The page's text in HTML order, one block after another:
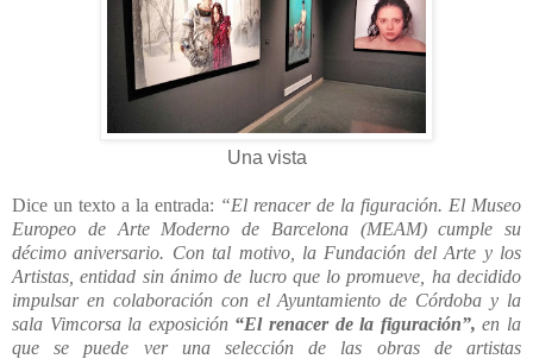
Una vista
Dice un texto a la entrada: “El renacer de la figuración. El Museo
Europeo de Arte Moderno de Barcelona (MEAM) cumple su
décimo aniversario. Con tal motivo, la Fundación del Arte y los
Artistas, entidad sin ánimo de lucro que lo promueve, ha decidido
impulsar en colaboración con el Ayuntamiento de Córdoba y la
sala Vimcorsa la exposición “El renacer de la figuración”, en la
que se puede ver una selección de las obras de artistas